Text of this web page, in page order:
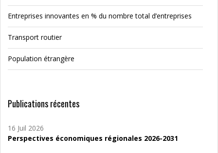
Entreprises innovantes en % du nombre total d’entreprises
Transport routier
Population étrangère
Publications récentes
16 Juil 2026
Perspectives économiques régionales 2026-2031